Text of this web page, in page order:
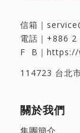
信箱｜
電話｜ +886 2
F B｜ https://
114723 台北
關於我們
集團簡介